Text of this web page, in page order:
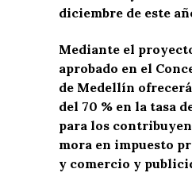
diciembre de este
Mediante el
aprobado en el
de Medellín
del 70 % en la tasa
para los
mora en impuesto
y comercio y